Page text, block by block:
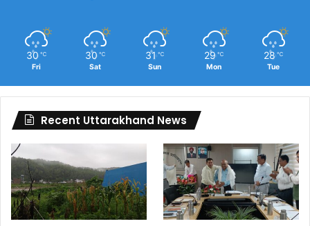
30 ℃
Fri
30 ℃
Sat
31 ℃
Sun
29 ℃
Mon
28 ℃
Tue
Recent Uttarakhand News